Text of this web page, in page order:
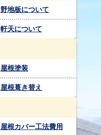
野地板について
軒天について
屋根塗装
屋根葺き替え
屋根カバー工法費用